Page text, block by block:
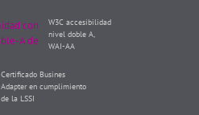
W3C accesibilidad
nivel doble A,
WAI-AA
Certificado Busines
Adapter en cumplimiento
de la LSSI